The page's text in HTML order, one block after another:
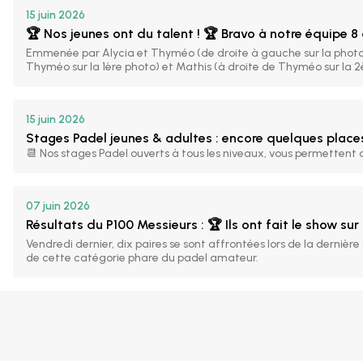
15 juin 2026
🏆 Nos jeunes ont du talent ! 🏆 Bravo à notre équipe
Emmenée par Alycia et Thyméo (de droite à gauche sur la
Thyméo sur la 1ère photo) et Mathis (à droite de Thyméo sur la
15 juin 2026
Stages Padel jeunes & adultes : encore quelques
📆 Nos stages Padel ouverts à tous les niveaux, vous
07 juin 2026
Résultats du P100 Messieurs : 🏆 Ils ont fait le show sur
Vendredi dernier, dix paires se sont affrontées lors de la
de cette catégorie phare du padel amateur.